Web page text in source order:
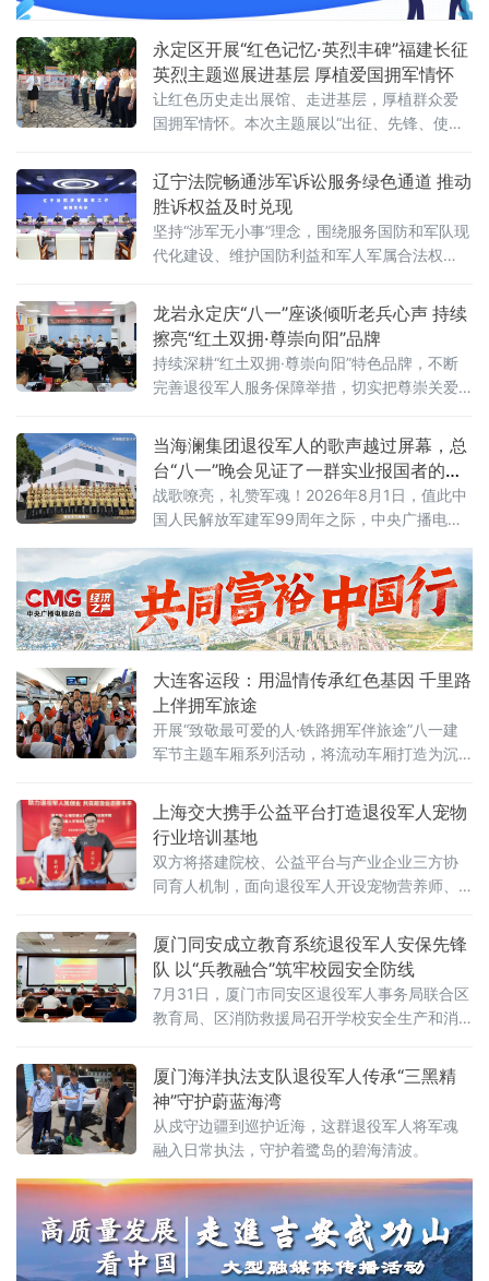
军联谊活动在下坑夜市广场温情启幕。区委常
委、副区长毛四勤，驻永武警官兵、退役军人
代表、青年企业家代表
永定区开展“红色记忆·英烈丰碑”福建长征
英烈主题巡展进基层 厚植爱国拥军情怀
让红色历史走出展馆、走进基层，厚植群众爱
国拥军情怀。本次主题展以“出征、先锋、使
三万名福建长征将士不畏艰险、浴血奋战的光
辉历程
辽宁法院畅通涉军诉讼服务绿色通道 推动
胜诉权益及时兑现
坚持“涉军无小事”理念，围绕服务国防和军队现
代化建设、维护国防利益和军人军属合法权
龙岩永定庆“八一”座谈倾听老兵心声 持续
擦亮“红土双拥·尊崇向阳”品牌
持续深耕“红土双拥·尊崇向阳”特色品牌，不断
完善退役军人服务保障举措，切实把尊崇关爱
风，为永定高质量发展贡献退役军人力量。
当海澜集团退役军人的歌声越过屏幕，总
台“八一”晚会见证了一群实业报国者的滚
烫初心
战歌嘹亮，礼赞军魂！2026年8月1日，值此中
国人民解放军建军99周年之际，中央广播电视
3、CCTV-7晚点黄金档播出。由海澜集团退役
军人员工组成的合唱团惊喜亮相，以一首铿锵
有力的《祖国召唤我喊到》，唱响了新时代奋
斗者的最强音。
大连客运段：用温情传承红色基因 千里路
上伴拥军旅途
开展“致敬最可爱的人·铁路拥军伴旅途”八一建
军节主题车厢系列活动，将流动车厢打造为沉
途之中传递铁路送温情、传承红色基因、厚植
上海交大携手公益平台打造退役军人宠物
行业培训基地
双方将搭建院校、公益平台与产业企业三方协
同育人机制，面向退役军人开设宠物营养师、
商运营师、宠物门店运营、线上全渠道运营师
及宠物训导师等七大方向培训课程
厦门同安成立教育系统退役军人安保先锋
队 以“兵教融合”筑牢校园安全防线
7月31日，厦门市同安区退役军人事务局联合区
教育局、区消防救援局召开学校安全生产和消
议以“八一”建军节为契机，充分发挥退役军人教
师队伍的纪律优势和专业特长，对全区校园安
全隐患排查整治暨消防安全大排查大整治工作
进行全面部署。区退役军人事务局领导、区消
防救援局领导、区教育局领导、区教育局保卫
厦门海洋执法支队退役军人传承“三黑精
神”守护蔚蓝海湾
从戍守边疆到巡护近海，这群退役军人将军魂
融入日常执法，守护着鹭岛的碧海清波。